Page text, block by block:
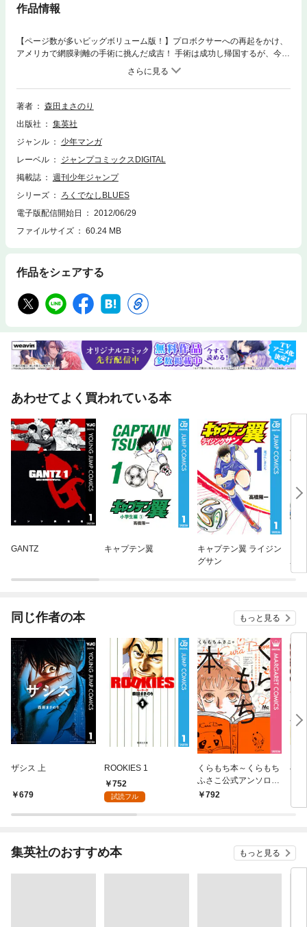
作品情報
【ページ数が多いビッグボリューム版！】プロボクサーへの再起をかけ、
アメリカで網膜剥離の手術に挑んだ成吉！ 手術は成功し帰国するが、今度
は日本のルールが夢の前に立ちふさがる。復帰を断念、意気消沈した成吉
の姿を目にした太尊は、手荒な檄で一喝！！ 一方、千秋は成吉の告白に動
揺、太尊の真意を探るが！？
著者
森田まさのり
出版社
集英社
ジャンル
少年マンガ
レーベル
ジャンプコミックスDIGITAL
掲載誌
週刊少年ジャンプ
シリーズ
ろくでなしBLUES
電子版配信開始日
2012/06/29
ファイルサイズ
60.24 MB
作品をシェアする
あわせてよく買われている本
GANTZ キャプテン翼
キャプテン翼 ライジン
グサン
ユ
同じ作者の本 もっと見る
ザシス 上
679
ROOKIES 1
752
試読フル
くらもち本～くらもち
ふさこ公式アンソロジ
ーコミック～
792
べ
集英社のおすすめ本 もっと見る